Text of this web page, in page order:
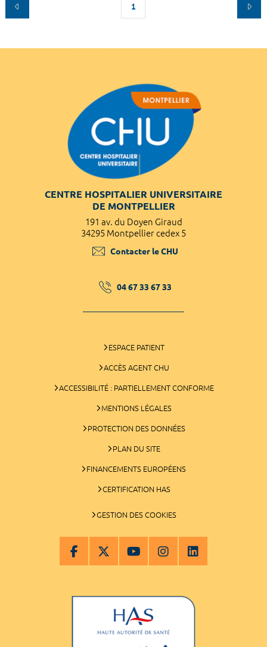
1
CENTRE HOSPITALIER UNIVERSITAIRE
DE MONTPELLIER
191 av. du Doyen Giraud
34295 Montpellier cedex 5
Contacter le CHU
04 67 33 67 33
ESPACE PATIENT
ACCÈS AGENT CHU
ACCESSIBILITÉ : PARTIELLEMENT CONFORME
MENTIONS LÉGALES
PROTECTION DES DONNÉES
PLAN DU SITE
FINANCEMENTS EUROPÉENS
CERTIFICATION HAS
GESTION DES COOKIES